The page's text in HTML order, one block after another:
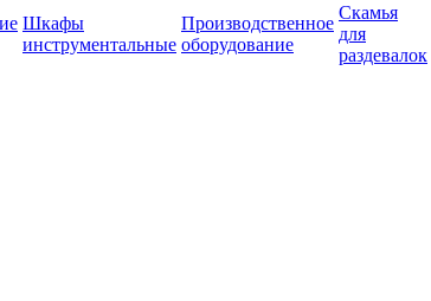
Шкафы
инструментальные
Производственное
оборудование
Скамья
для
раздевалок